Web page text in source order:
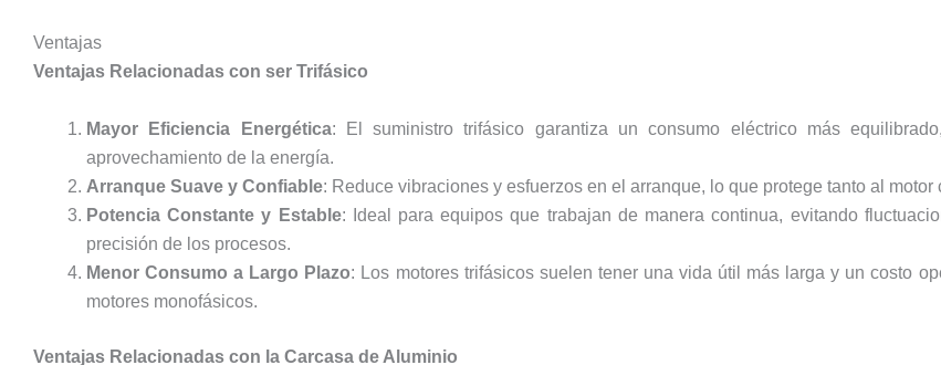
Ventajas
Ventajas Relacionadas con ser Trifásico
Mayor Eficiencia Energética: El suministro trifásico garantiza un consumo eléctrico más
aprovechamiento de la energía.
Arranque Suave y Confiable: Reduce vibraciones y esfuerzos en el arranque, lo que protege tanto al
Potencia Constante y Estable: Ideal para equipos que trabajan de manera continua, evitando
precisión de los procesos.
Menor Consumo a Largo Plazo: Los motores trifásicos suelen tener una vida útil más larga y un costo
motores monofásicos.
Ventajas Relacionadas con la Carcasa de Aluminio